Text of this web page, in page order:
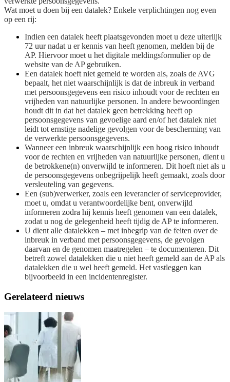
Wat moet u doen bij een datalek? Enkele verplichtingen nog even
op een rij:
Indien een datalek heeft plaatsgevonden moet u deze uiterlijk
72 uur nadat u er kennis van heeft genomen, melden bij de
AP. Hiervoor moet u het digitale meldingsformulier op de
website van de AP gebruiken.
Een datalek hoeft niet gemeld te worden als, zoals de AVG
bepaalt, het niet waarschijnlijk is dat de inbreuk in verband
met persoonsgegevens een risico inhoudt voor de rechten en
vrijheden van natuurlijke personen. In andere bewoordingen
houdt dit in dat het datalek geen betrekking heeft op
persoonsgegevens van gevoelige aard en/of het datalek niet
leidt tot ernstige nadelige gevolgen voor de bescherming van
de verwerkte persoonsgegevens.
Wanneer een inbreuk waarschijnlijk een hoog risico inhoudt
voor de rechten en vrijheden van natuurlijke personen, dient u
de betrokkene(n) onverwijld te informeren. Dit hoeft niet als u
de persoonsgegevens onbegrijpelijk heeft gemaakt, zoals door
versleuteling van gegevens.
Een (sub)verwerker, zoals een leverancier of serviceprovider,
moet u, omdat u verantwoordelijke bent, onverwijld
informeren zodra hij kennis heeft genomen van een datalek,
zodat u nog de gelegenheid heeft tijdig de AP te informeren.
U dient alle datalekken – met inbegrip van de feiten over de
inbreuk in verband met persoonsgegevens, de gevolgen
daarvan en de genomen maatregelen – te documenteren. Dit
betreft zowel datalekken die u niet heeft gemeld aan de AP als
datalekken die u wel heeft gemeld. Het vastleggen kan
bijvoorbeeld in een incidentenregister.
Gerelateerd nieuws